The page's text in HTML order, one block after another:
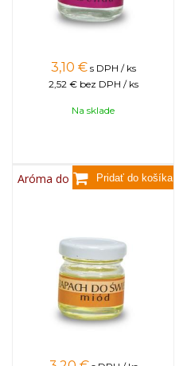
3,10 € s DPH / ks
2,52 € bez DPH / ks
Na sklade
Aróma do sviečok, 25g - med